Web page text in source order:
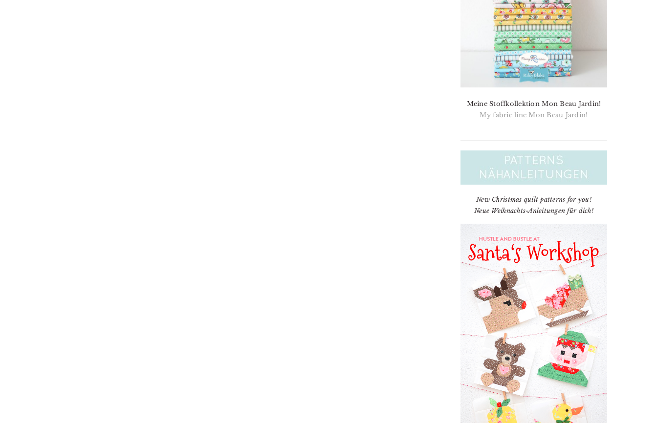
Meine Stoffkollektion Mon Beau Jardin!
My fabric line Mon Beau Jardin!
New Christmas quilt patterns for you!
Neue Weihnachts-Anleitungen für dich!